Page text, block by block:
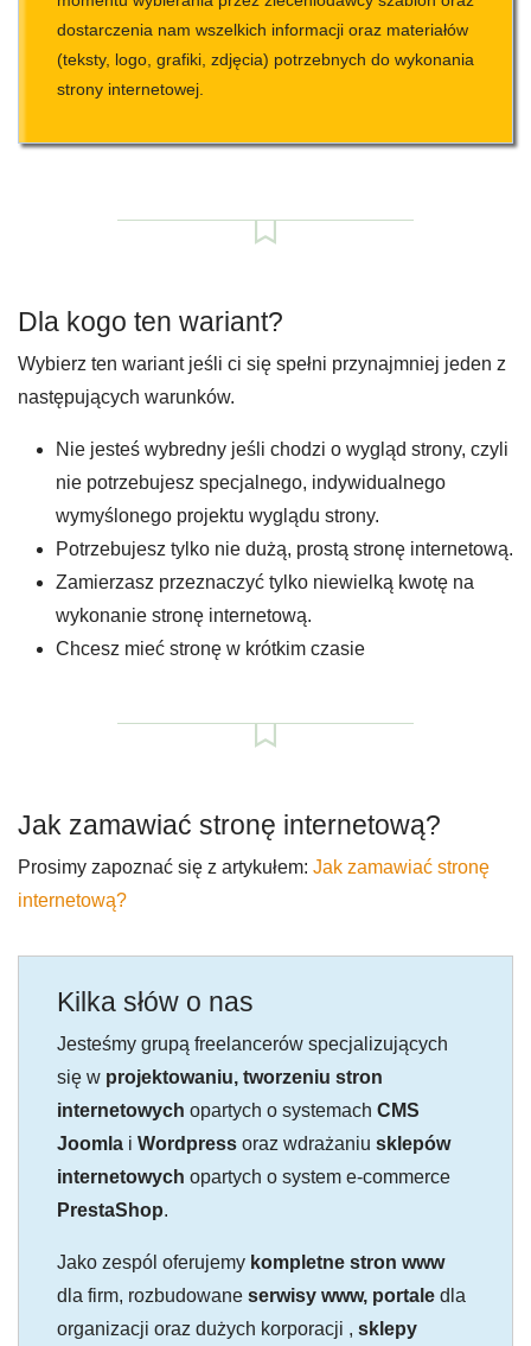
dostarczenia nam wszelkich informacji oraz materiałów
(teksty, logo, grafiki, zdjęcia) potrzebnych do wykonania
strony internetowej.
Dla kogo ten wariant?
Wybierz ten wariant jeśli ci się spełni przynajmniej jeden z
następujących warunków.
Nie jesteś wybredny jeśli chodzi o wygląd strony, czyli
nie potrzebujesz specjalnego, indywidualnego
wymyślonego projektu wyglądu strony.
Potrzebujesz tylko nie dużą, prostą stronę internetową.
Zamierzasz przeznaczyć tylko niewielką kwotę na
wykonanie stronę internetową.
Chcesz mieć stronę w krótkim czasie
Jak zamawiać stronę internetową?
Prosimy zapoznać się z artykułem: Jak zamawiać stronę
internetową?
Kilka słów o nas
Jesteśmy grupą freelancerów specjalizujących
się w projektowaniu, tworzeniu stron
internetowych opartych o systemach CMS
Joomla i Wordpress oraz wdrażaniu sklepów
internetowych opartych o system e-commerce
PrestaShop.
Jako zespól oferujemy kompletne stron www
dla firm, rozbudowane serwisy www, portale dla
organizacji oraz dużych korporacji , sklepy